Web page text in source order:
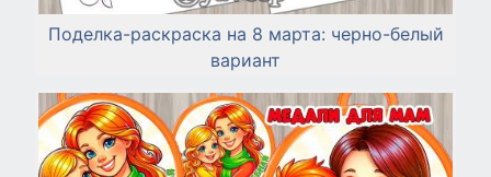
Поделка-раскраска на 8 марта: черно-белый
вариант